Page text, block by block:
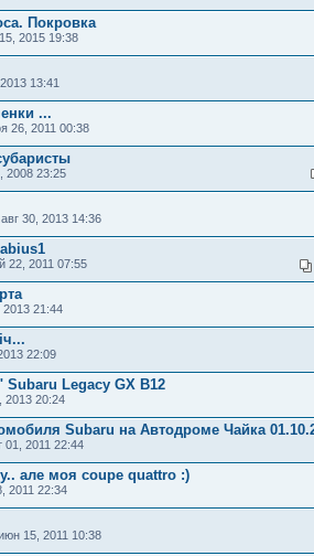
Покровка
2015 19:38
13:41
...
26, 2011 00:38
2008 23:25
30, 2013 14:36
22, 2011 07:55
21:44
22:09
Legacy GX B12
2013 20:24
Subaru на Автодроме Чайка
01, 2011 22:44
але моя coupe quattro :)
2011 22:34
15, 2011 10:38